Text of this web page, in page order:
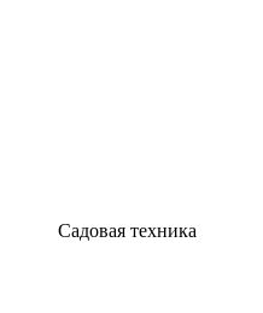
Садовая техника